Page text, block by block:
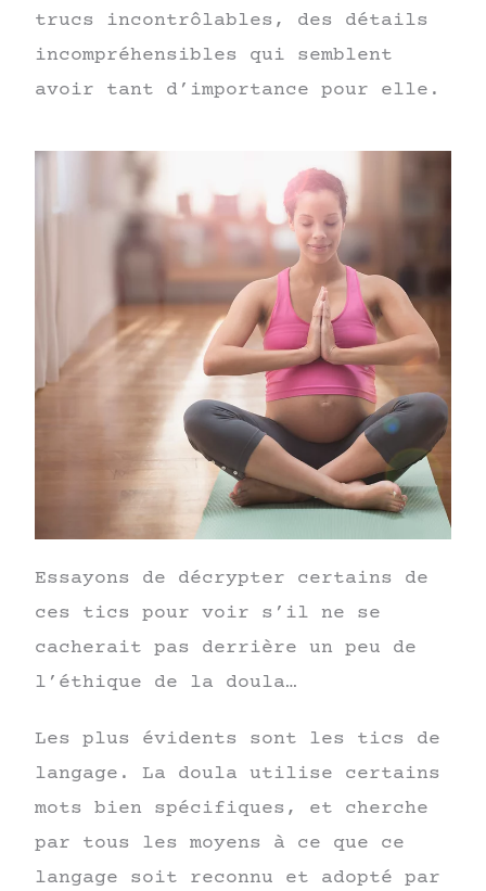
trucs incontrôlables, des détails
incompréhensibles qui semblent
avoir tant d’importance pour elle.
Essayons de décrypter certains de
ces tics pour voir s’il ne se
cacherait pas derrière un peu de
l’éthique de la doula…
Les plus évidents sont les tics de
langage. La doula utilise certains
mots bien spécifiques, et cherche
par tous les moyens à ce que ce
langage soit reconnu et adopté par